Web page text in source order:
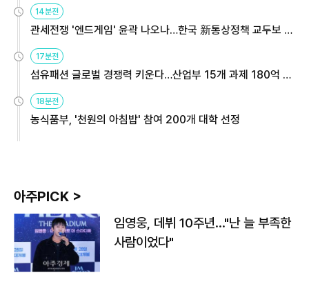
14분전
관세전쟁 '엔드게임' 윤곽 나오나…한국 新통상정책 교두보 활
17분전
섬유패션 글로벌 경쟁력 키운다…산업부 15개 과제 180억 지
18분전
농식품부, '천원의 아침밥' 참여 200개 대학 선정
아주PICK >
임영웅, 데뷔 10주년…"난 늘 부족한
사람이었다"